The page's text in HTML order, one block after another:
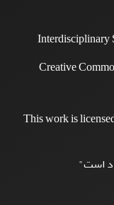
Interdisciplinary
Creative
This work is
است"